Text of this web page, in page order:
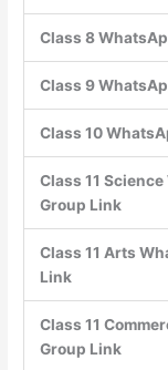
Class 8
Class 9
Class 10
Class 11
Group Link
Class 11 Arts
Link
Class 11
Group Link